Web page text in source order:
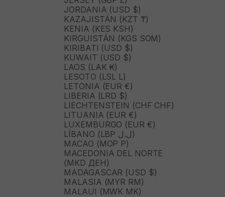
JORDANIA (USD $)
KAZAJISTÁN (KZT ₸)
KENIA (KES KSH)
KIRGUISTÁN (KGS SOM)
KIRIBATI (USD $)
KUWAIT (USD $)
LAOS (LAK ₭)
LESOTO (LSL L)
LETONIA (EUR €)
LIBERIA (LRD $)
LIECHTENSTEIN (CHF CHF)
LITUANIA (EUR €)
LUXEMBURGO (EUR €)
LÍBANO (LBP ل.ل)
MACAO (MOP P)
MACEDONIA DEL NORTE
(MKD ДЕН)
MADAGASCAR (USD $)
MALASIA (MYR RM)
MALAUI (MWK MK)